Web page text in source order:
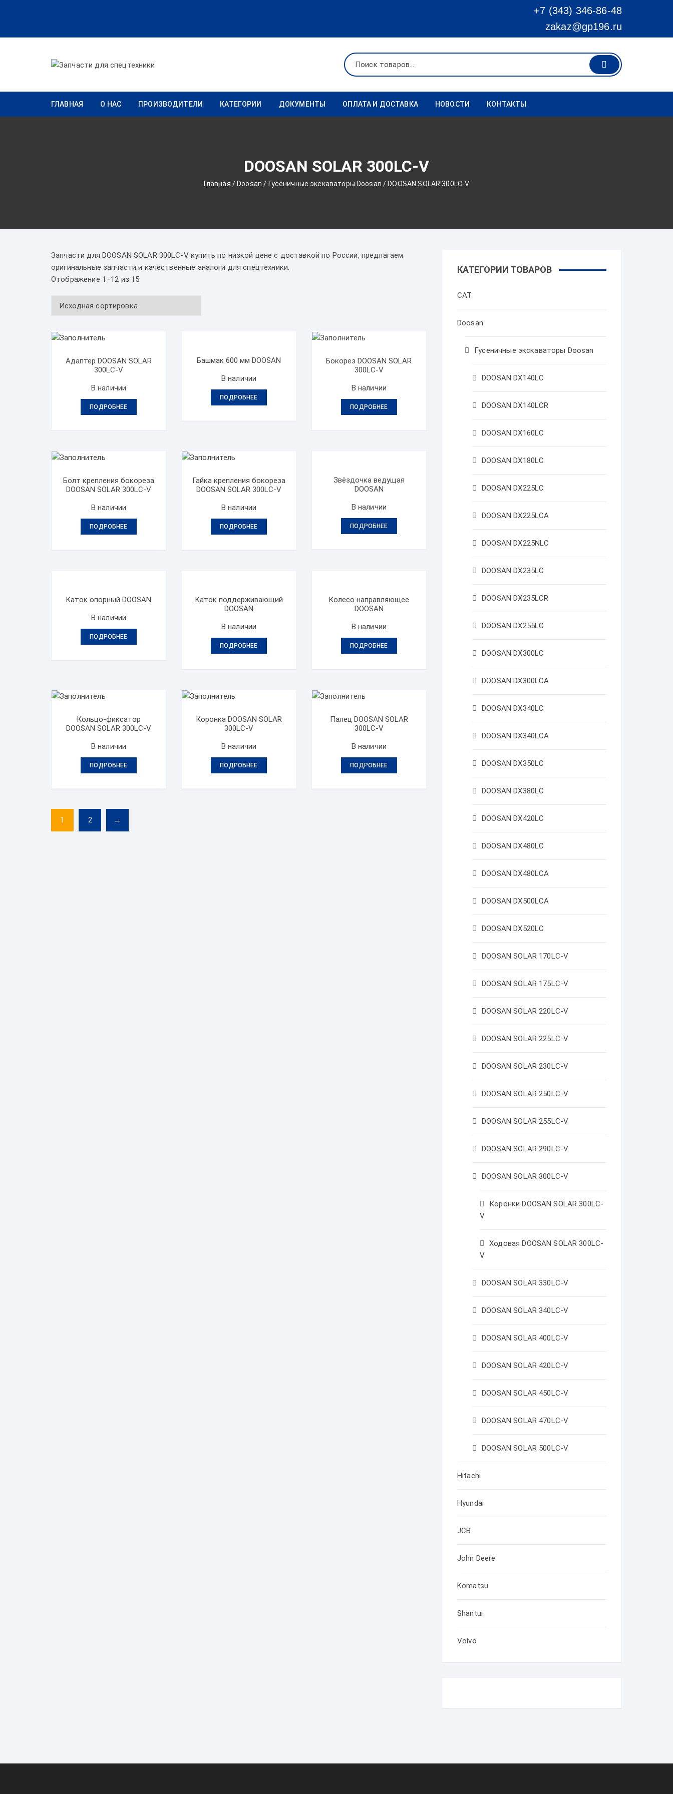
+7 (343) 346-86-48
zakaz@gp196.ru
ГЛАВНАЯ О НАС ПРОИЗВОДИТЕЛИ КАТЕГОРИИ ДОКУМЕНТЫ ОПЛАТА И ДОСТАВКА НОВОСТИ КОНТАКТЫ
DOOSAN SOLAR 300LC-V
Главная / Doosan / Гусеничные экскаваторы Doosan / DOOSAN SOLAR 300LC-V
Запчасти для DOOSAN SOLAR 300LC-V купить по низкой цене с доставкой по России, предлагаем
оригинальные запчасти и качественные аналоги для спецтехники.
Отображение 1–12 из 15
Адаптер DOOSAN SOLAR
300LC-V
В наличии
ПОДРОБНЕЕ
Башмак 600 мм DOOSAN
В наличии
ПОДРОБНЕЕ
Бокорез DOOSAN SOLAR
300LC-V
В наличии
ПОДРОБНЕЕ
Болт крепления бокореза
DOOSAN SOLAR 300LC-V
В наличии
ПОДРОБНЕЕ
Гайка крепления бокореза
DOOSAN SOLAR 300LC-V
В наличии
ПОДРОБНЕЕ
Звёздочка ведущая
DOOSAN
В наличии
ПОДРОБНЕЕ
Каток опорный DOOSAN
В наличии
ПОДРОБНЕЕ
Каток поддерживающий
DOOSAN
В наличии
ПОДРОБНЕЕ
Колесо направляющее
DOOSAN
В наличии
ПОДРОБНЕЕ
Кольцо-фиксатор
DOOSAN SOLAR 300LC-V
В наличии
ПОДРОБНЕЕ
Коронка DOOSAN SOLAR
300LC-V
В наличии
ПОДРОБНЕЕ
Палец DOOSAN SOLAR
300LC-V
В наличии
ПОДРОБНЕЕ
1 2 →
КАТЕГОРИИ ТОВАРОВ
CAT
Doosan
Гусеничные экскаваторы Doosan
DOOSAN DX140LC
DOOSAN DX140LCR
DOOSAN DX160LC
DOOSAN DX180LC
DOOSAN DX225LC
DOOSAN DX225LCA
DOOSAN DX225NLC
DOOSAN DX235LC
DOOSAN DX235LCR
DOOSAN DX255LC
DOOSAN DX300LC
DOOSAN DX300LCA
DOOSAN DX340LC
DOOSAN DX340LCA
DOOSAN DX350LC
DOOSAN DX380LC
DOOSAN DX420LC
DOOSAN DX480LC
DOOSAN DX480LCA
DOOSAN DX500LCA
DOOSAN DX520LC
DOOSAN SOLAR 170LC-V
DOOSAN SOLAR 175LC-V
DOOSAN SOLAR 220LC-V
DOOSAN SOLAR 225LC-V
DOOSAN SOLAR 230LC-V
DOOSAN SOLAR 250LC-V
DOOSAN SOLAR 255LC-V
DOOSAN SOLAR 290LC-V
DOOSAN SOLAR 300LC-V
Коронки DOOSAN SOLAR 300LC-
V
Ходовая DOOSAN SOLAR 300LC-
V
DOOSAN SOLAR 330LC-V
DOOSAN SOLAR 340LC-V
DOOSAN SOLAR 400LC-V
DOOSAN SOLAR 420LC-V
DOOSAN SOLAR 450LC-V
DOOSAN SOLAR 470LC-V
DOOSAN SOLAR 500LC-V
Hitachi
Hyundai
JCB
John Deere
Komatsu
Shantui
Volvo